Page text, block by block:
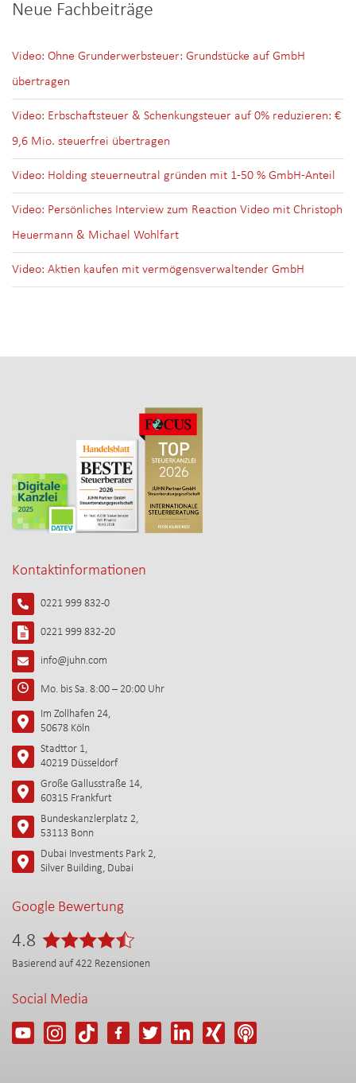
Neue Fachbeiträge
Video: Ohne Grunderwerbsteuer: Grundstücke auf GmbH
übertragen
Video: Erbschaftsteuer & Schenkungsteuer auf 0% reduzieren: €
9,6 Mio. steuerfrei übertragen
Video: Holding steuerneutral gründen mit 1-50 % GmbH-Anteil
Video: Persönliches Interview zum Reaction Video mit Christoph
Heuermann & Michael Wohlfart
Video: Aktien kaufen mit vermögensverwaltender GmbH
Kontaktinformationen
0221 999 832-0
0221 999 832-20
info@juhn.com
Mo. bis Sa. 8:00 – 20:00 Uhr
Im Zollhafen 24,
50678 Köln
Stadttor 1,
40219 Düsseldorf
Große Gallusstraße 14,
60315 Frankfurt
Bundeskanzlerplatz 2,
53113 Bonn
Dubai Investments Park 2,
Silver Building, Dubai
Google Bewertung
4.8
Basierend auf 422 Rezensionen
Social Media